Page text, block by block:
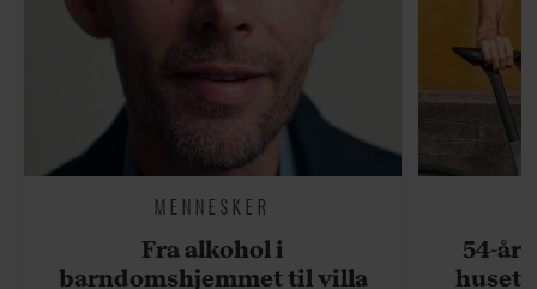
MENNESKER
Fra alkohol i
barndomshjemmet til villa
54-
huset